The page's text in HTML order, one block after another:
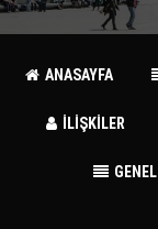
ANASAYFA
İLİŞKİLER
GENEL